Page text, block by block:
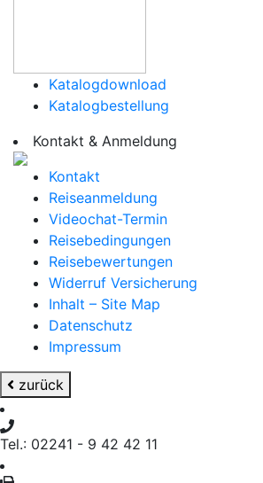
Katalogdownload
Katalogbestellung
Kontakt & Anmeldung
Kontakt
Reiseanmeldung
Videochat-Termin
Reisebedingungen
Reisebewertungen
Widerruf Versicherung
Inhalt – Site Map
Datenschutz
Impressum
zurück
Tel.: 02241 - 9 42 42 11